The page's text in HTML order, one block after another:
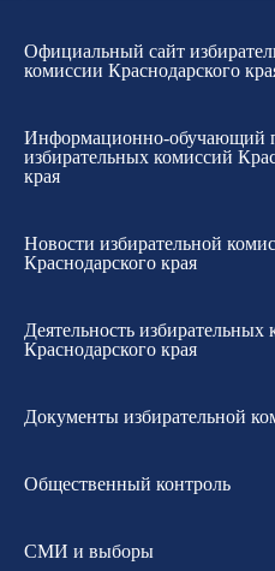
Официальный сайт
комиссии Краснодарского
Информационно-обучающий
избирательных комиссий
края
Новости избирательной
Краснодарского края
Деятельность избирательных
Краснодарского края
Документы избирательной
Общественный контроль
СМИ и выборы